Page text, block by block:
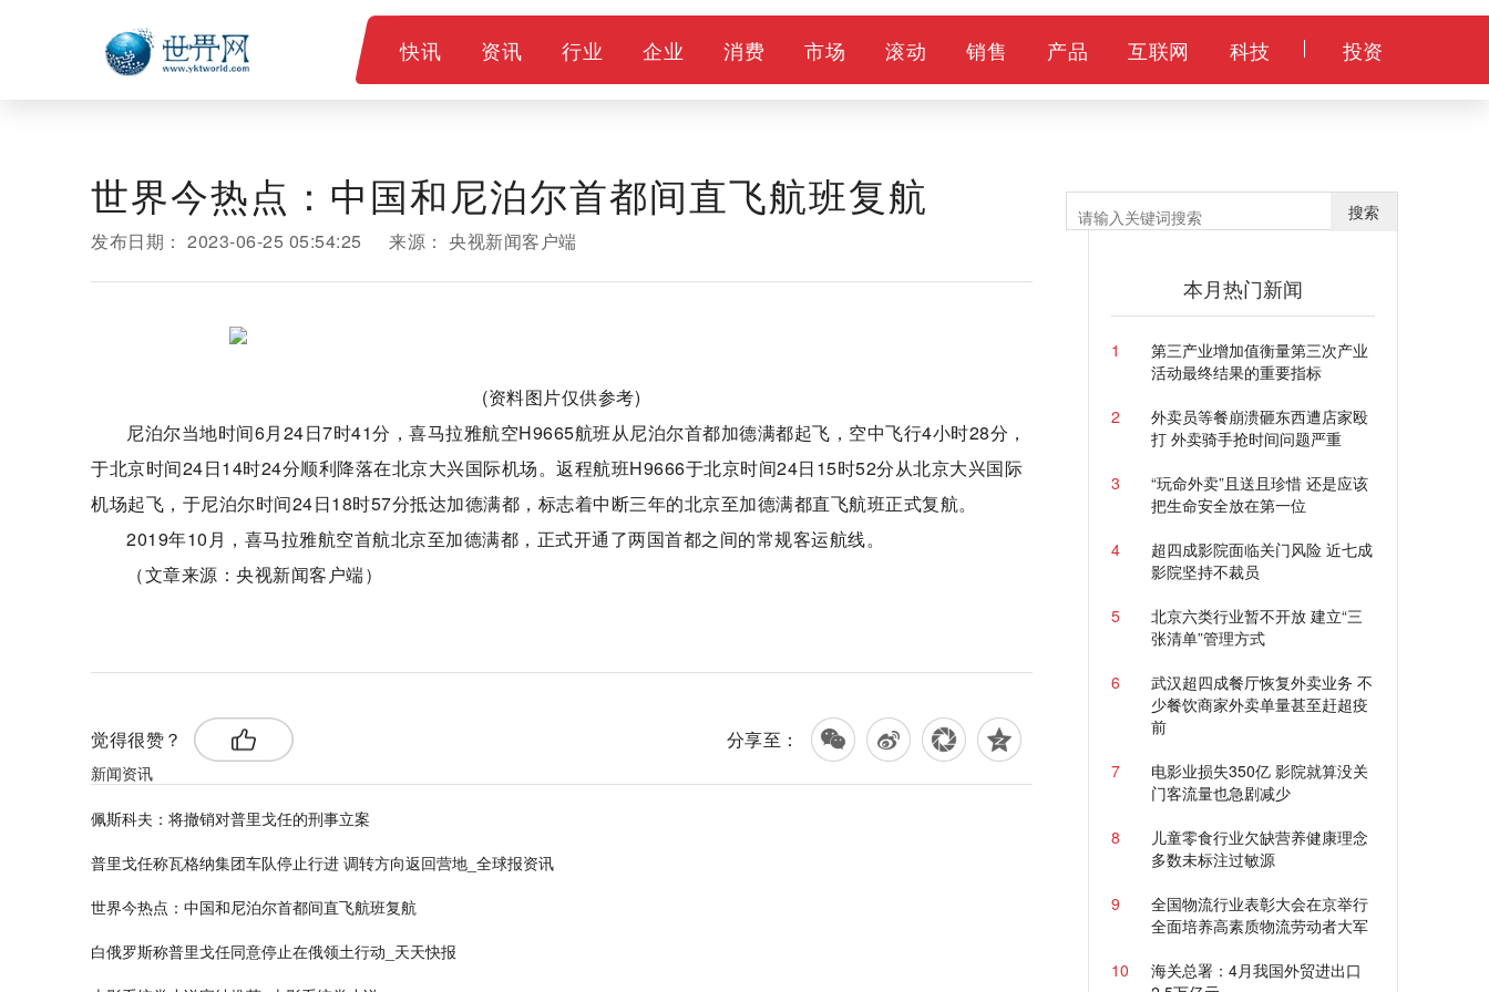
快讯 资讯 行业 企业 消费 市场 滚动 销售 产品 互联网 科技 投资
世界今热点：中国和尼泊尔首都间直飞航班复航
发布日期： 2023-06-25 05:54:25 来源： 央视新闻客户端
(资料图片仅供参考)
尼泊尔当地时间6月24日7时41分，喜马拉雅航空H9665航班从尼泊尔首都加德满都起飞，空中飞行4小时28分，
于北京时间24日14时24分顺利降落在北京大兴国际机场。返程航班H9666于北京时间24日15时52分从北京大兴国际
机场起飞，于尼泊尔时间24日18时57分抵达加德满都，标志着中断三年的北京至加德满都直飞航班正式复航。
2019年10月，喜马拉雅航空首航北京至加德满都，正式开通了两国首都之间的常规客运航线。
（文章来源：央视新闻客户端）
觉得很赞？ 分享至：
新闻资讯
佩斯科夫：将撤销对普里戈任的刑事立案
普里戈任称瓦格纳集团车队停止行进 调转方向返回营地_全球报资讯
世界今热点：中国和尼泊尔首都间直飞航班复航
白俄罗斯称普里戈任同意停止在俄领土行动_天天快报
搜索
本月热门新闻
1
第三产业增加值衡量第三次产业
活动最终结果的重要指标
2
外卖员等餐崩溃砸东西遭店家殴
打 外卖骑手抢时间问题严重
3
“玩命外卖”且送且珍惜 还是应该
把生命安全放在第一位
4
超四成影院面临关门风险 近七成
影院坚持不裁员
5
北京六类行业暂不开放 建立“三
张清单”管理方式
6
武汉超四成餐厅恢复外卖业务 不
少餐饮商家外卖单量甚至赶超疫
前
7
电影业损失350亿 影院就算没关
门客流量也急剧减少
8
儿童零食行业欠缺营养健康理念
多数未标注过敏源
9
全国物流行业表彰大会在京举行
全面培养高素质物流劳动者大军
10
海关总署：4月我国外贸进出口